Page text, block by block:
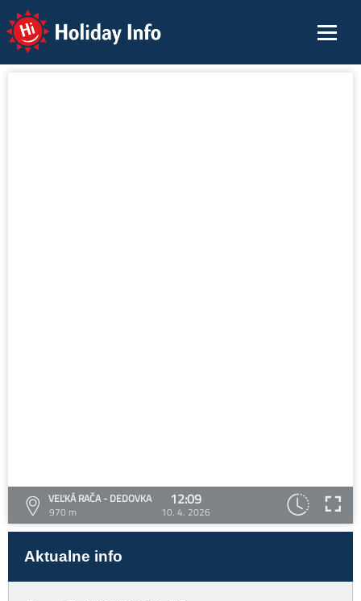
Holiday Info
VEĽKÁ RAČA - DEDOVKA
970 m
12:09
10. 4. 2026
Aktualne info